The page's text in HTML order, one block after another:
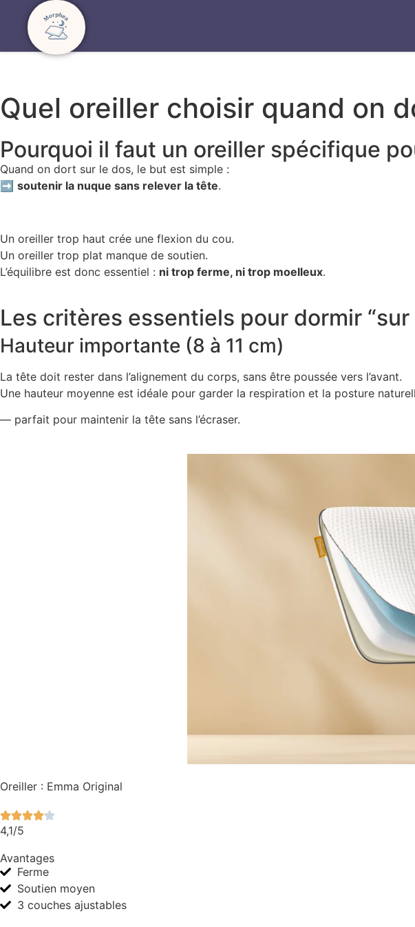
Quel oreiller choisir quand on
Pourquoi il faut un oreiller spécifique
Quand on dort sur le dos, le but est simple :
➡ soutenir la nuque sans relever la tête.
Un oreiller trop haut crée une flexion du cou.
Un oreiller trop plat manque de soutien.
L’équilibre est donc essentiel : ni trop ferme, ni trop moelleux.
Les critères essentiels pour dormir “sur
Hauteur importante (8 à 11 cm)
La tête doit rester dans l’alignement du corps, sans être poussée vers l’avant.
Une hauteur moyenne est idéale pour garder la respiration et la posture
— parfait pour maintenir la tête sans l’écraser.
Oreiller : Emma Original
4,1/5
Avantages
Ferme
Soutien moyen
3 couches ajustables